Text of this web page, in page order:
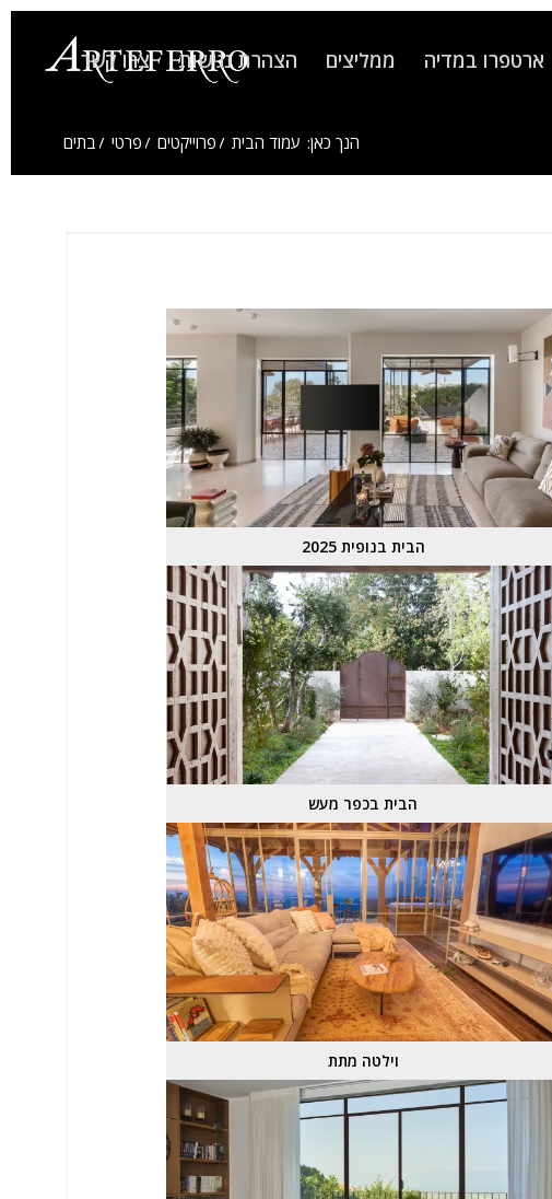
ארטפרו במדיה ממליצים הצהרת נגישות צרו קשר
הנך כאן: עמוד הבית / פרוייקטים / פרטי / בתים
הבית בנופית 2025
הבית בכפר מעש
וילטה מתת